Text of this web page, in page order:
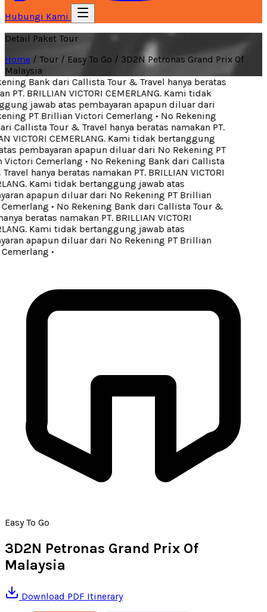
Hubungi Kami
Detail Paket Tour
Home / Tour / Easy To Go / 3D2N Petronas Grand Prix Of
Malaysia
Bank dari Callista Tour & Travel hanya beratas
PT. BRILLIAN VICTORI CEMERLANG. Kami tidak
jawab atas pembayaran apapun diluar dari
PT Brillian Victori Cemerlang• No Rekening
Callista Tour & Travel hanya beratas namakan PT.
VICTORI CEMERLANG. Kami tidak bertanggung
pembayaran apapun diluar dari No Rekening PT
Cemerlang• No Rekening Bank dari Callista
hanya beratas namakan PT. BRILLIAN VICTORI
Kami tidak bertanggung jawab atas
apapun diluar dari No Rekening PT Brillian
• No Rekening Bank dari Callista Tour &
beratas namakan PT. BRILLIAN VICTORI
Kami tidak bertanggung jawab atas
apapun diluar dari No Rekening PT Brillian
•
Easy To Go
3D2N Petronas Grand Prix Of
Malaysia
Download PDF Itinerary